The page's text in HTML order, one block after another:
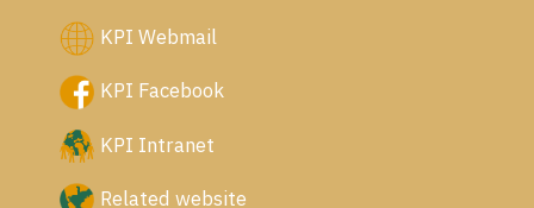
KPI Webmail
KPI Facebook
KPI Intranet
Related website